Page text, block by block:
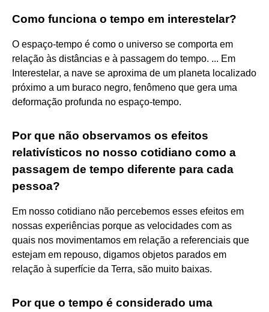
Como funciona o tempo em interestelar?
O espaço-tempo é como o universo se comporta em
relação às distâncias e à passagem do tempo. ... Em
Interestelar, a nave se aproxima de um planeta localizado
próximo a um buraco negro, fenômeno que gera uma
deformação profunda no espaço-tempo.
Por que não observamos os efeitos
relativísticos no nosso cotidiano como a
passagem de tempo diferente para cada
pessoa?
Em nosso cotidiano não percebemos esses efeitos em
nossas experiências porque as velocidades com as
quais nos movimentamos em relação a referenciais que
estejam em repouso, digamos objetos parados em
relação à superfície da Terra, são muito baixas.
Por que o tempo é considerado uma